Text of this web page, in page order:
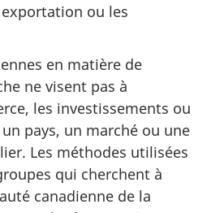
ou les
en matière de
ne visent pas à
les investissements ou
pays, un marché ou une
Les méthodes utilisées
qui cherchent à
canadienne de la